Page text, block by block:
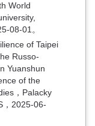
World
08-01。
of Taipei
Russo-
Yuanshun
of the
，Palacky
，2025-06-